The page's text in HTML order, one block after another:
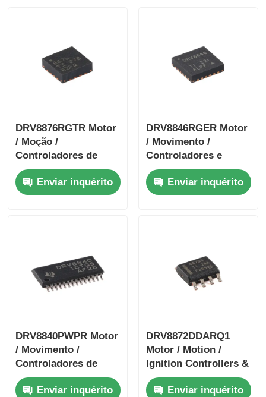
DRV8876RGTR Motor
/ Moção /
Controladores de
ignição e condutores
40 V 3.5-A H-bridge
Motor Driver com I
Enviar inquérito
DRV8846RGER Motor
/ Movimento /
Controladores e
condutores de
ignição 1.4A Bipolar
Stpr
Enviar inquérito
DRV8840PWPR Motor
/ Movimento /
Controladores de
ignição e condutores
5A Condutor de
Enviar inquérito
DRV8872DDARQ1
Motor / Motion /
Ignition Controllers &
Drivers 3.6A Brush
DC Motor Drver
Enviar inquérito